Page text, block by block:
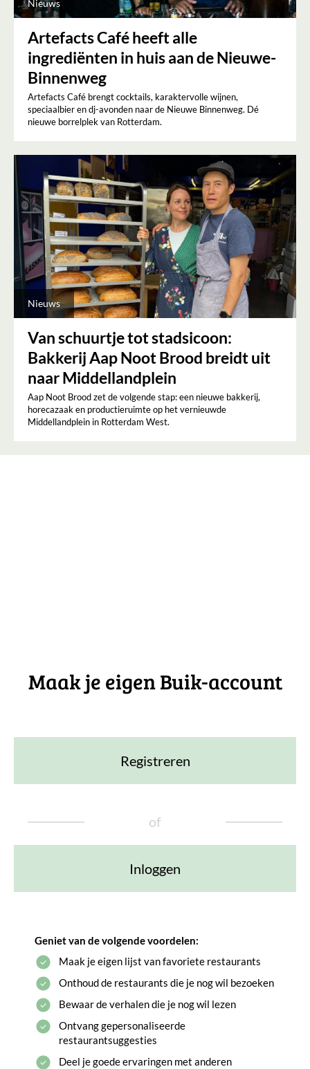
Nieuws
Artefacts Café heeft alle
ingrediënten in huis aan de Nieuwe-
Binnenweg
Artefacts Café brengt cocktails, karaktervolle wijnen,
speciaalbier en dj-avonden naar de Nieuwe Binnenweg. Dé
nieuwe borrelplek van Rotterdam.
Nieuws
Van schuurtje tot stadsicoon:
Bakkerij Aap Noot Brood breidt uit
naar Middellandplein
Aap Noot Brood zet de volgende stap: een nieuwe bakkerij,
horecazaak en productieruimte op het vernieuwde
Middellandplein in Rotterdam West.
Maak je eigen Buik-account
Registreren
of
Inloggen
Geniet van de volgende voordelen:
Maak je eigen lijst van favoriete restaurants
Onthoud de restaurants die je nog wil bezoeken
Bewaar de verhalen die je nog wil lezen
Ontvang gepersonaliseerde
restaurantsuggesties
Deel je goede ervaringen met anderen